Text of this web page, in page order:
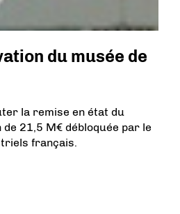
du musée de
la remise en état du
21,5 M€ débloquée par le
français.